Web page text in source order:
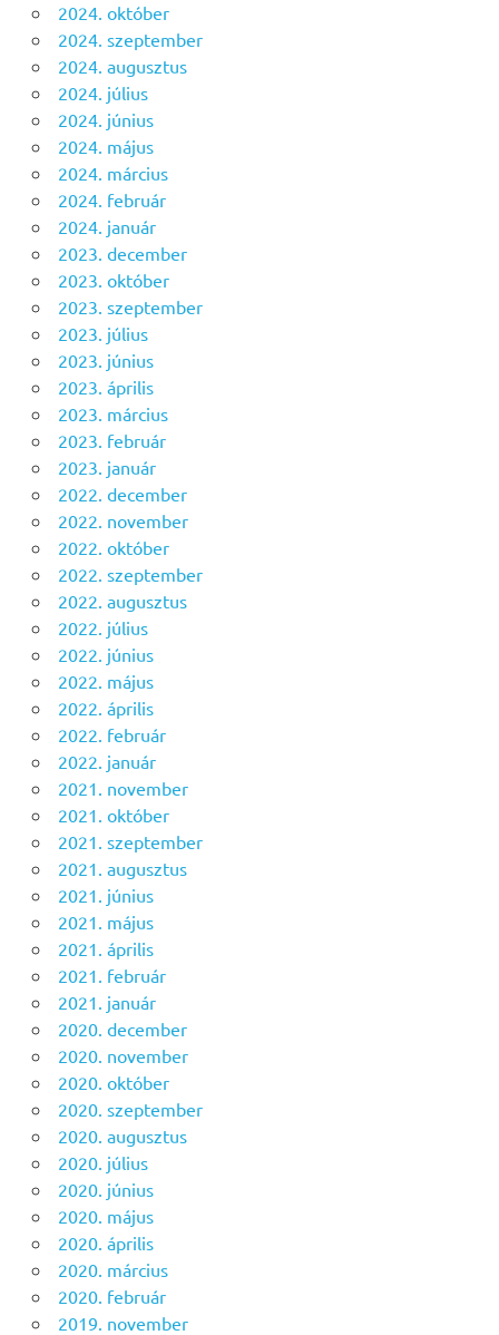
2024. október
2024. szeptember
2024. augusztus
2024. július
2024. június
2024. május
2024. március
2024. február
2024. január
2023. december
2023. október
2023. szeptember
2023. július
2023. június
2023. április
2023. március
2023. február
2023. január
2022. december
2022. november
2022. október
2022. szeptember
2022. augusztus
2022. július
2022. június
2022. május
2022. április
2022. február
2022. január
2021. november
2021. október
2021. szeptember
2021. augusztus
2021. június
2021. május
2021. április
2021. február
2021. január
2020. december
2020. november
2020. október
2020. szeptember
2020. augusztus
2020. július
2020. június
2020. május
2020. április
2020. március
2020. február
2019. november